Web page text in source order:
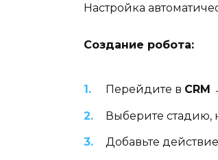
Настройка
Создание робота:
Перейдите в
Выберите стадию,
Добавьте